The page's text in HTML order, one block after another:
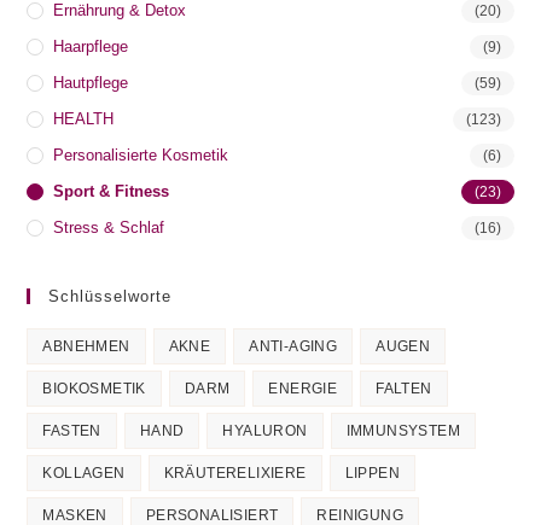
Ernährung & Detox (20)
Haarpflege (9)
Hautpflege (59)
HEALTH (123)
Personalisierte Kosmetik (6)
Sport & Fitness (23)
Stress & Schlaf (16)
Schlüsselworte
ABNEHMEN AKNE ANTI-AGING AUGEN
BIOKOSMETIK DARM ENERGIE FALTEN
FASTEN HAND HYALURON IMMUNSYSTEM
KOLLAGEN KRÄUTERELIXIERE LIPPEN
MASKEN PERSONALISIERT REINIGUNG